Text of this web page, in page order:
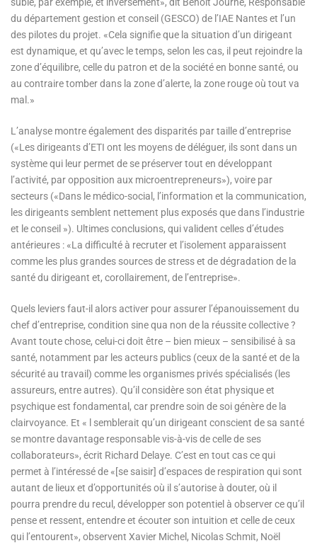
du département gestion et conseil (GESCO) de l’IAE Nantes et l’un
des pilotes du projet. «Cela signifie que la situation d’un dirigeant
est dynamique, et qu’avec le temps, selon les cas, il peut rejoindre la
zone d’équilibre, celle du patron et de la société en bonne santé, ou
au contraire tomber dans la zone d’alerte, la zone rouge où tout va
mal.»
L’analyse montre également des disparités par taille d’entreprise
(«Les dirigeants d’ETI ont les moyens de déléguer, ils sont dans un
système qui leur permet de se préserver tout en développant
l’activité, par opposition aux microentrepreneurs»), voire par
secteurs («Dans le médico-social, l’information et la communication,
les dirigeants semblent nettement plus exposés que dans l’industrie
et le conseil »). Ultimes conclusions, qui valident celles d’études
antérieures : «La difficulté à recruter et l’isolement apparaissent
comme les plus grandes sources de stress et de dégradation de la
santé du dirigeant et, corollairement, de l’entreprise».
Quels leviers faut-il alors activer pour assurer l’épanouissement du
chef d’entreprise, condition sine qua non de la réussite collective ?
Avant toute chose, celui-ci doit être – bien mieux – sensibilisé à sa
santé, notamment par les acteurs publics (ceux de la santé et de la
sécurité au travail) comme les organismes privés spécialisés (les
assureurs, entre autres). Qu’il considère son état physique et
psychique est fondamental, car prendre soin de soi génère de la
clairvoyance. Et « l semblerait qu’un dirigeant conscient de sa santé
se montre davantage responsable vis-à-vis de celle de ses
collaborateurs», écrit Richard Delaye. C’est en tout cas ce qui
permet à l’intéressé de «[se saisir] d’espaces de respiration qui sont
autant de lieux et d’opportunités où il s’autorise à douter, où il
pourra prendre du recul, développer son potentiel à observer ce qu’il
pense et ressent, entendre et écouter son intuition et celle de ceux
qui l’entourent», observent Xavier Michel, Nicolas Schmit, Noël